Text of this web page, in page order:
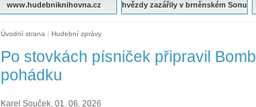
www.hudebniknihovna.cz
hvězdy zazářily v brněnském Sonu
Úvodní strana | Hudební zprávy
Po stovkách písniček připravil
pohádku
Karel Souček, 01. 06. 2026